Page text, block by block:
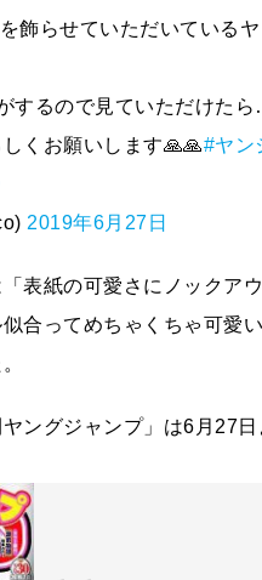
飾らせていただいている
するので見ていただけた
くお願いします🙏🙏#ヤン
2019年6月27日
表紙の可愛さにノックア
合ってめちゃくちゃ可愛
ングジャンプ」は6月27